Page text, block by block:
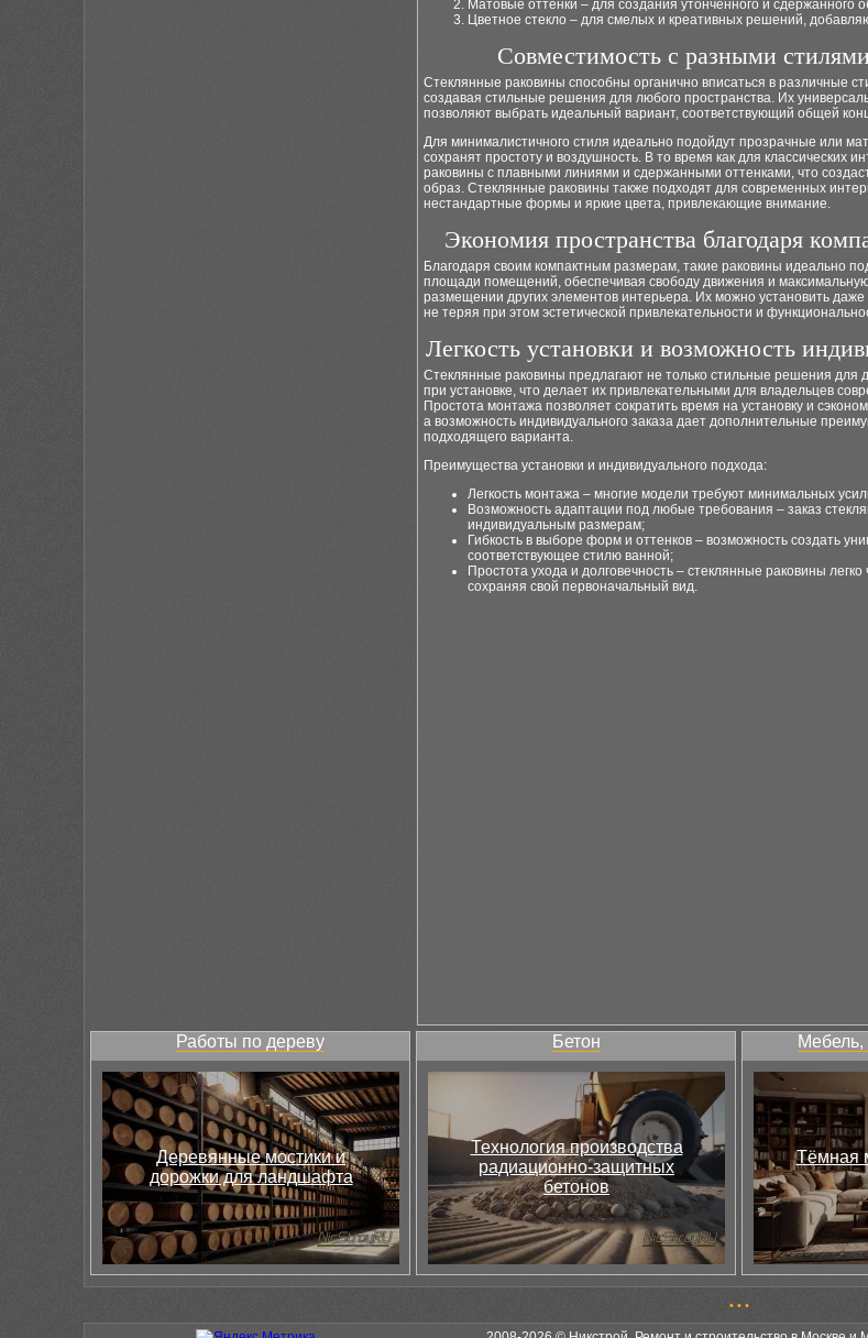
Матовые оттенки – для создания утончённого и сдержанного
Цветное стекло – для смелых и креативных решений,
Совместимость с разными
Стеклянные раковины способны органично вписаться в различные
создавая стильные решения для любого пространства. Их
позволяют выбрать идеальный вариант, соответствующий общей
Для минималистичного стиля идеально подойдут прозрачные или
сохранят простоту и воздушность. В то время как для классических
раковины с плавными линиями и сдержанными оттенками, что
образ. Стеклянные раковины также подходят для современных
нестандартные формы и яркие цвета, привлекающие внимание.
Экономия пространства благодаря
Благодаря своим компактным размерам, такие раковины идеально
площади помещений, обеспечивая свободу движения и
размещении других элементов интерьера. Их можно установить
не теряя при этом эстетической привлекательности и
Легкость установки и возможность
Стеклянные раковины предлагают не только стильные решения для
при установке, что делает их привлекательными для владельцев
Простота монтажа позволяет сократить время на установку и
а возможность индивидуального заказа дает дополнительные
подходящего варианта.
Преимущества установки и индивидуального подхода:
Легкость монтажа – многие модели требуют минимальных
Возможность адаптации под любые требования – заказ
индивидуальным размерам;
Гибкость в выборе форм и оттенков – возможность создать
соответствующее стилю ванной;
Простота ухода и долговечность – стеклянные раковины легко
сохраняя свой первоначальный вид.
Работы по дереву
Деревянные мостики и
дорожки для ландшафта
Бетон
Технология производства
радиационно-защитных
бетонов
Мебель,
Тёмная
• • •